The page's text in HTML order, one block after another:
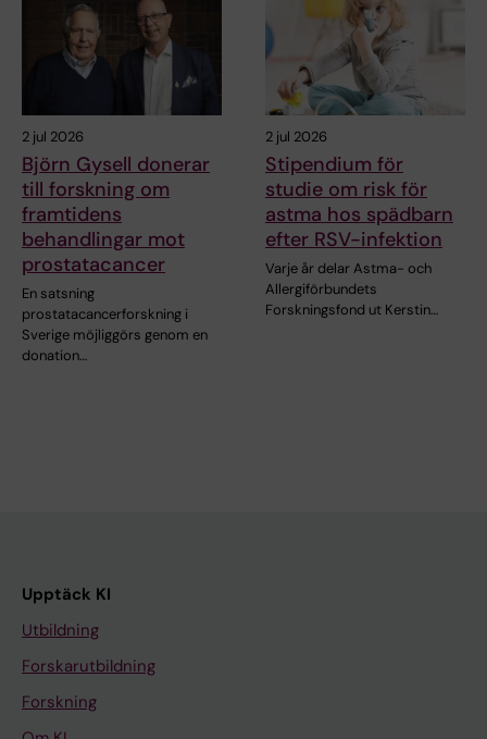
2 jul 2026
Björn Gysell donerar
till forskning om
framtidens
behandlingar mot
prostatacancer
En satsning
prostatacancerforskning i
Sverige möjliggörs genom en
donation…
2 jul 2026
Stipendium för
studie om risk för
astma hos spädbarn
efter RSV-infektion
Varje år delar Astma- och
Allergiförbundets
Forskningsfond ut Kerstin…
Upptäck KI
Utbildning
Forskarutbildning
Forskning